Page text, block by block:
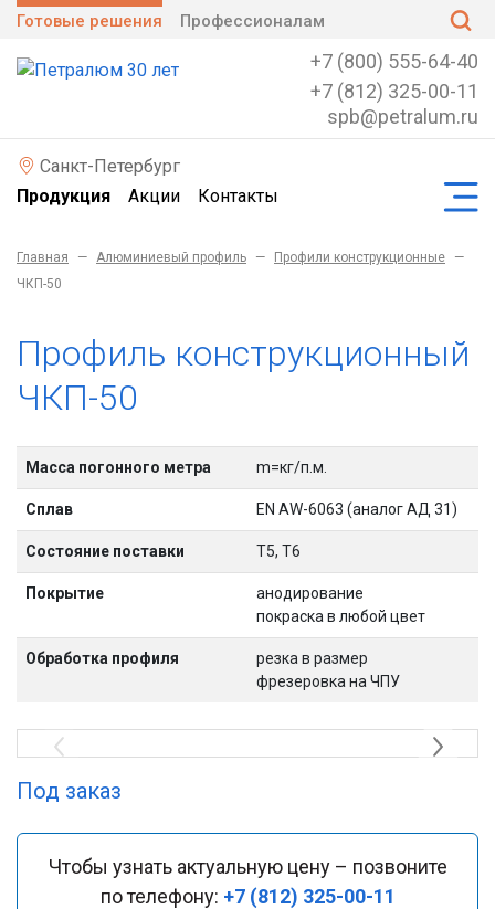
Готовые решения Профессионалам
+7 (800) 555-64-40
+7 (812) 325-00-11
spb@petralum.ru
Санкт-Петербург
Продукция
Акции Контакты
Главная — Алюминиевый профиль — Профили конструкционные
—
ЧКП-50
Профиль конструкционный
ЧКП-50
Масса погонного метра m=кг/п.м.
Сплав EN AW-6063 (аналог АД 31)
Состояние поставки Т5, Т6
Покрытие
анодирование
покраска в любой цвет
Обработка профиля
резка в размер
фрезеровка на ЧПУ
Под заказ
Чтобы узнать актуальную цену – позвоните
по телефону: +7 (812) 325-00-11